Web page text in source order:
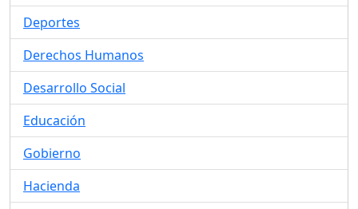
Deportes
Derechos Humanos
Desarrollo Social
Educación
Gobierno
Hacienda